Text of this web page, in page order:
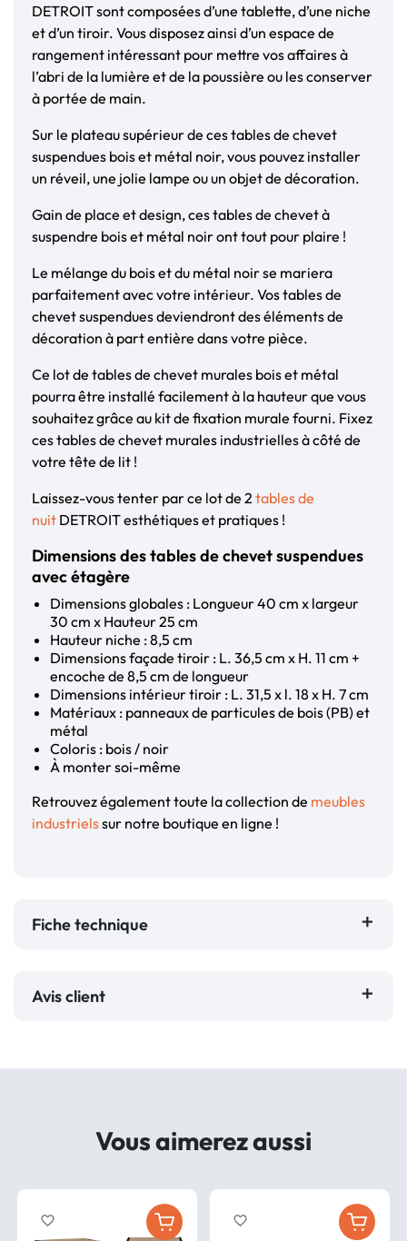
DETROIT sont composées d’une tablette, d’une niche
et d’un tiroir. Vous disposez ainsi d’un espace de
rangement intéressant pour mettre vos affaires à
l’abri de la lumière et de la poussière ou les conserver
à portée de main.
Sur le plateau supérieur de ces tables de chevet
suspendues bois et métal noir, vous pouvez installer
un réveil, une jolie lampe ou un objet de décoration.
Gain de place et design, ces tables de chevet à
suspendre bois et métal noir ont tout pour plaire !
Le mélange du bois et du métal noir se mariera
parfaitement avec votre intérieur. Vos tables de
chevet suspendues deviendront des éléments de
décoration à part entière dans votre pièce.
Ce lot de tables de chevet murales bois et métal
pourra être installé facilement à la hauteur que vous
souhaitez grâce au kit de fixation murale fourni. Fixez
ces tables de chevet murales industrielles à côté de
votre tête de lit !
Laissez-vous tenter par ce lot de 2 tables de
nuit DETROIT esthétiques et pratiques !
Dimensions des tables de chevet suspendues
avec étagère
Dimensions globales : Longueur 40 cm x largeur
30 cm x Hauteur 25 cm
Hauteur niche : 8,5 cm
Dimensions façade tiroir : L. 36,5 cm x H. 11 cm +
encoche de 8,5 cm de longueur
Dimensions intérieur tiroir : L. 31,5 x l. 18 x H. 7 cm
Matériaux : panneaux de particules de bois (PB) et
métal
Coloris : bois / noir
À monter soi-même
Retrouvez également toute la collection de meubles
industrielssur notre boutique en ligne !
Fiche technique
Avis client
Vous aimerez aussi
favorite_border favorite_border